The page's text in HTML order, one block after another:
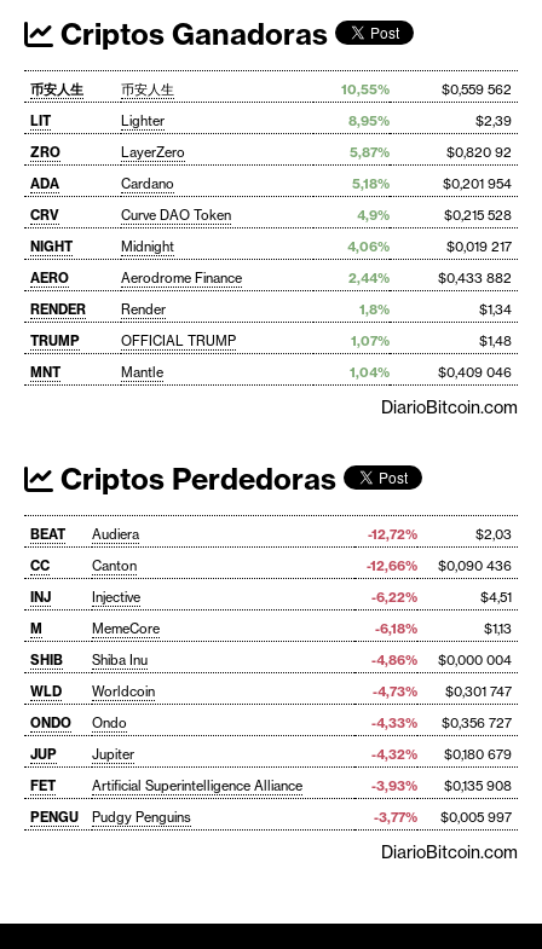
Criptos Ganadoras
币安人生 币安人生 10,55%
$0,559 562
LIT
Lighter 8,95%
$2,39
ZRO
LayerZero 5,87%
$0,820 92
ADA
Cardano 5,18%
$0,201 954
CRV
Curve DAO Token 4,9%
$0,215 528
NIGHT
Midnight 4,06%
$0,019 217
AERO
Aerodrome Finance 2,44%
$0,433 882
RENDER
Render 1,8%
$1,34
TRUMP
OFFICIAL TRUMP 1,07%
$1,48
MNT
Mantle 1,04% $0,409 046
DiarioBitcoin.com
Criptos Perdedoras
BEAT Audiera -12,72%
$2,03
CC
Canton -12,66%
$0,090 436
INJ
Injective -6,22%
$4,51
M
MemeCore -6,18%
$1,13
SHIB
Shiba Inu -4,86%
$0,000 004
WLD
Worldcoin -4,73%
$0,301 747
ONDO
Ondo -4,33%
$0,356 727
JUP
Jupiter -4,32%
$0,180 679
FET
Artificial Superintelligence Alliance -3,93%
$0,135 908
PENGU
Pudgy Penguins -3,77% $0,005 997
DiarioBitcoin.com